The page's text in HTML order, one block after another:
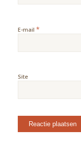
E-mail *
Site